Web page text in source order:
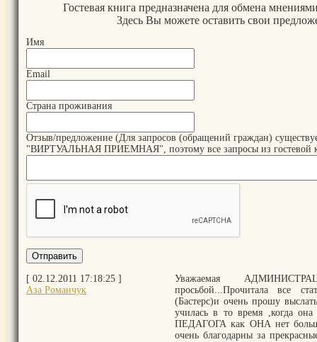
Гостевая книга предназначена для обмена
Здесь Вы можете оставить свои
Имя
Email
Страна проживания
Отзыв/предложение (Для запросов (обращений граждан)
"ВИРТУАЛЬНАЯ ПРИЕМНАЯ", поэтому все запросы из гостевой
[ 02.12.2011 17:18:25 ]
Аза Романчук
Уважаемая
просьбой...Прочитала все
(Бастерс)и очень прошу
училась в то время ,когда
ПЕДАГОГА как ОНА нет
очень благодарны за